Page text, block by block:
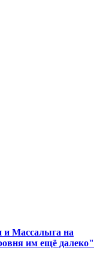
и Массалыга на
им ещё далеко"